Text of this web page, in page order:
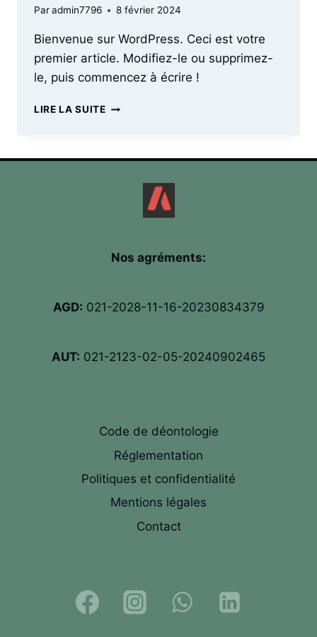
Paradmin7796 8 février 2024
Bienvenue sur WordPress. Ceci est votre
premier article. Modifiez-le ou supprimez-
le, puis commencez à écrire !
LIRE LA SUITEBONJOUR
Nos agréments:
AGD: 021-2028-11-16-20230834379
AUT: 021-2123-02-05-20240902465
Code de déontologie
Réglementation
Politiques et confidentialité
Mentions légales
Contact